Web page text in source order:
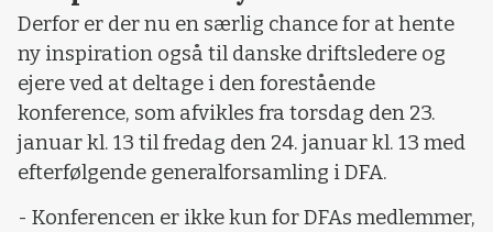
Derfor er der nu en særlig chance for at hente
ny inspiration også til danske driftsledere og
ejere ved at deltage i den forestående
konference, som afvikles fra torsdag den 23.
januar kl. 13 til fredag den 24. januar kl. 13 med
efterfølgende generalforsamling i DFA.
- Konferencen er ikke kun for DFAs medlemmer,